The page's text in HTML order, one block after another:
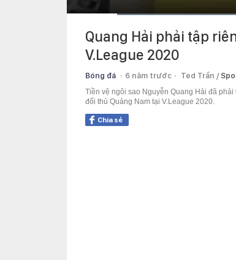
Time
Quang Hải phải tập
V.League 2020
Bóng đá 6 năm trước Ted Trần /
Tiền vệ ngôi sao Nguyễn Quang Hải đã
đối thủ Quảng Nam tại V.League 2020.
Chia sẻ